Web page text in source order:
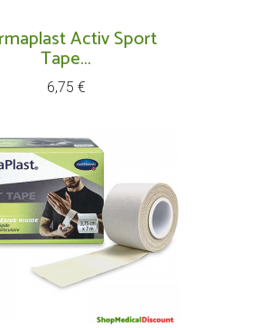
Activ Sport
Tape...
Prix
6,75 €